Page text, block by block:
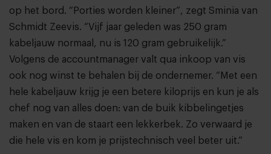
op het bord. “Porties worden kleiner”, zegt Sminia van
Schmidt Zeevis. “Vijf jaar geleden was 250 gram
kabeljauw normaal, nu is 120 gram gebruikelijk.”
Volgens de accountmanager valt qua inkoop van vis
ook nog winst te behalen bij de ondernemer. “Met een
hele kabeljauw krijg je een betere kiloprijs en kun je als
chef nog van alles doen: van de buik kibbelingetjes
maken en van de staart een lekkerbek. Zo verwaard je
die hele vis en kom je prijstechnisch veel beter uit.”